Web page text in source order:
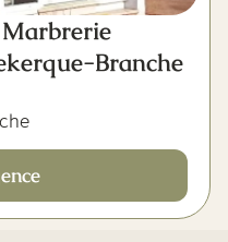
Marbrerie
Branche